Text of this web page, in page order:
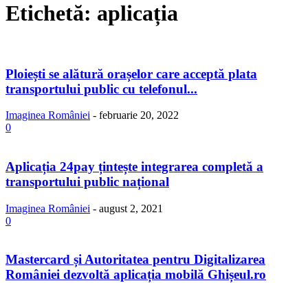
Etichetă: aplicația
Ploiești se alătură orașelor care acceptă plata
transportului public cu telefonul...
Imaginea României - februarie 20, 2022
0
Aplicația 24pay țintește integrarea completă a
transportului public național
Imaginea României - august 2, 2021
0
Mastercard și Autoritatea pentru Digitalizarea
României dezvoltă aplicația mobilă Ghișeul.ro